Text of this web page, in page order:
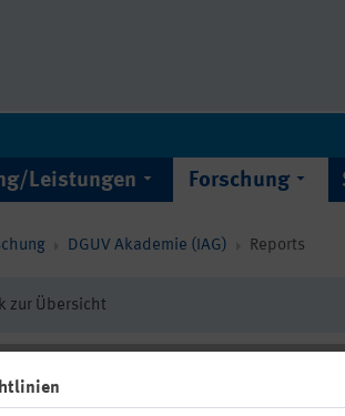
Leistungen Forschung
DGUV Akademie (IAG) Reports
zur Übersicht